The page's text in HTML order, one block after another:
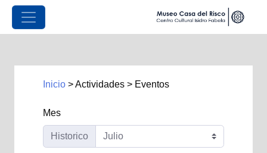
Inicio >Actividades > Eventos
Mes
Historico